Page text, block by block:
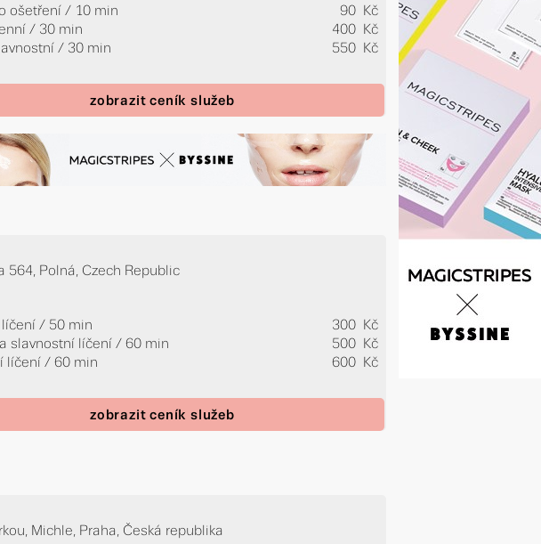
ošetření / 10 min
90 Kč
/ 30 min
400 Kč
/ 30 min
550 Kč
zobrazit ceník služeb
564, Polná, Czech Republic
líčení / 50 min
300 Kč
slavnostní líčení / 60 min
500 Kč
líčení / 60 min
600 Kč
zobrazit ceník služeb
Michle, Praha, Česká republika